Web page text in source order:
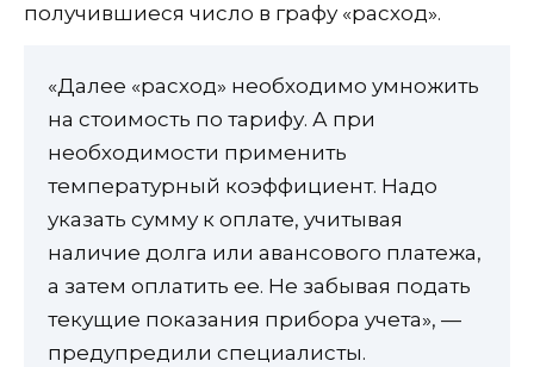
получившиеся число в графу «расход».
«Далее «расход» необходимо умножить
на стоимость по тарифу. А при
необходимости применить
температурный коэффициент. Надо
указать сумму к оплате, учитывая
наличие долга или авансового платежа,
а затем оплатить ее. Не забывая подать
текущие показания прибора учета», —
предупредили специалисты.